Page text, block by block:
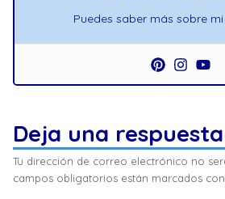
Puedes saber más sobre mi
Deja una respuesta
Tu dirección de correo electrónico no
campos obligatorios están marcados con